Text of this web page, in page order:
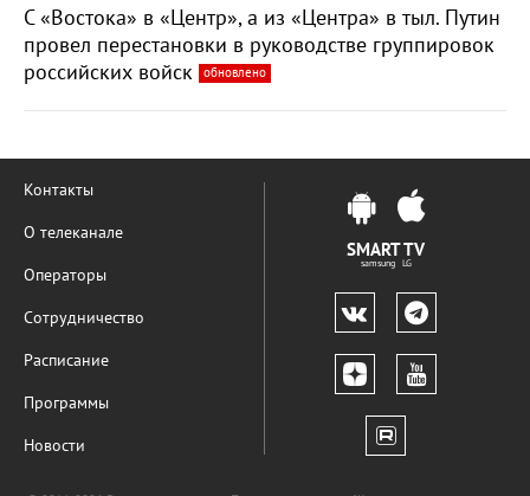
С «Востока» в «Центр», а из «Центра» в тыл. Путин
провел перестановки в руководстве группировок
российских войск
обновлено
Контакты
О телеканале
Операторы
Сотрудничество
Расписание
Программы
Новости
SMART TV
samsung LG